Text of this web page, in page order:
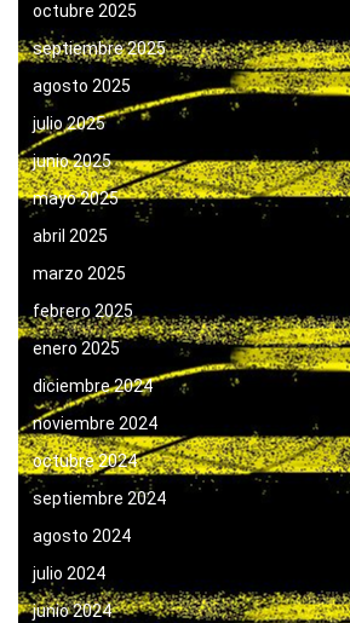
octubre 2025
septiembre 2025
agosto 2025
julio 2025
junio 2025
mayo 2025
abril 2025
marzo 2025
febrero 2025
enero 2025
diciembre 2024
noviembre 2024
octubre 2024
septiembre 2024
agosto 2024
julio 2024
junio 2024